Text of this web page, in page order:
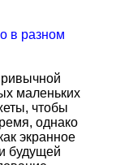
в разном
маленьких
чтобы
однако
экранное
будущей